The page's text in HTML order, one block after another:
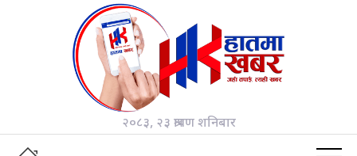
२०८३, २३ श्रावण शनिबार